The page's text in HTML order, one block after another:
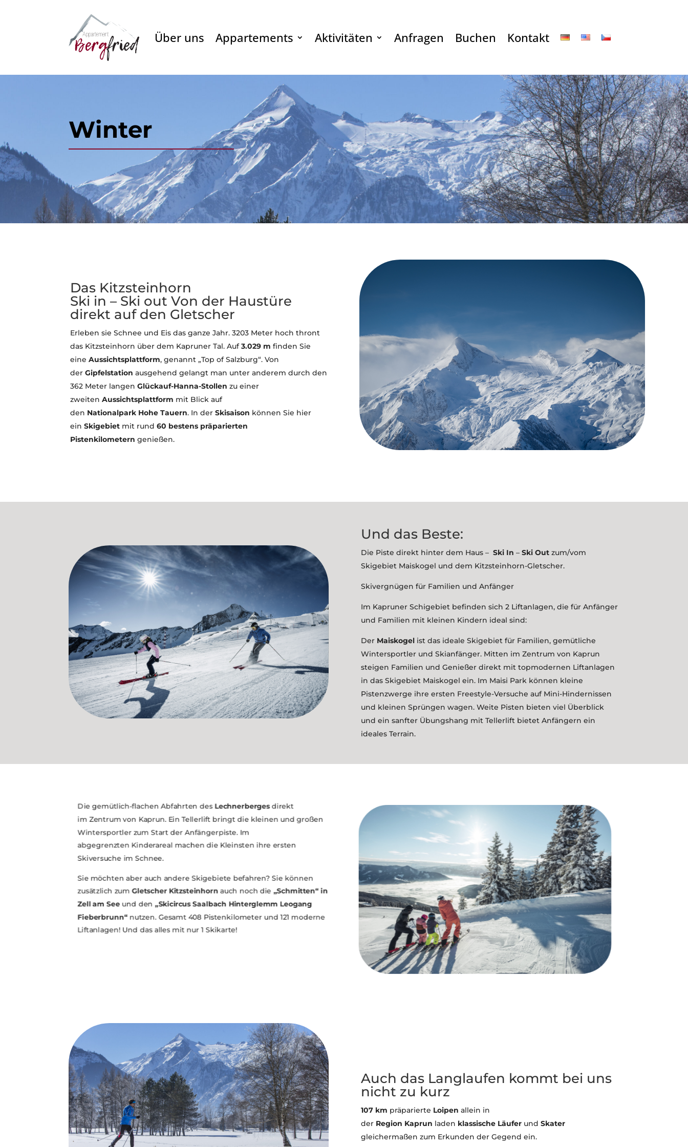
Über uns Appartements Aktivitäten Anfragen Buchen Kontakt
Winter
Das Kitzsteinhorn
Ski in – Ski out Von der Haustüre
direkt auf den Gletscher
Erleben sie Schnee und Eis das ganze Jahr. 3203 Meter hoch thront
das Kitzsteinhorn über dem Kapruner Tal. Auf3.029 m finden Sie
eineAussichtsplattform, genannt „Top of Salzburg“. Von
derGipfelstation ausgehend gelangt man unter anderem durch den
362 Meter langenGlückauf-Hanna-Stollen zu einer
zweitenAussichtsplattform mit Blick auf
den Nationalpark Hohe Tauern. In derSkisaison können Sie hier
einSkigebiet mit rund60 bestens präparierten
Pistenkilometern genießen.
Und das Beste:
Die Piste direkt hinter dem Haus – Ski In – Ski Out zum/vom
Skigebiet Maiskogel und dem Kitzsteinhorn-Gletscher.
Skivergnügen für Familien und Anfänger
Im Kapruner Schigebiet befinden sich 2 Liftanlagen, die für Anfänger
und Familien mit kleinen Kindern ideal sind:
Der Maiskogelist das ideale Skigebiet für Familien, gemütliche
Wintersportler und Skianfänger. Mitten im Zentrum von Kaprun
steigen Familien und Genießer direkt mit topmodernen Liftanlagen
in das Skigebiet Maiskogel ein. Im Maisi Park können kleine
Pistenzwerge ihre ersten Freestyle-Versuche auf Mini-Hindernissen
und kleinen Sprüngen wagen. Weite Pisten bieten viel Überblick
und ein sanfter Übungshang mit Tellerlift bietet Anfängern ein
ideales Terrain.
Die gemütlich-flachen Abfahrten desLechnerbergesdirekt
im Zentrum von Kaprun. Ein Tellerlift bringt die kleinen und großen
Wintersportler zum Start der Anfängerpiste. Im
abgegrenzten Kinderareal machen die Kleinsten ihre ersten
Skiversuche im Schnee.
Sie möchten aber auch andere Skigebiete befahren? Sie können
zusätzlich zumGletscher Kitzsteinhornauch noch die „Schmitten“ in
Zell am Seeund den„Skicircus Saalbach Hinterglemm Leogang
Fieberbrunn“nutzen. Gesamt 408 Pistenkilometer und 121 moderne
Liftanlagen! Und das alles mit nur 1 Skikarte!
Auch das Langlaufen kommt bei uns
nicht zu kurz
107 km präparierte Loipen allein in
der Region Kaprun laden klassische Läuferund Skater
gleichermaßen zum Erkunden der Gegend ein.